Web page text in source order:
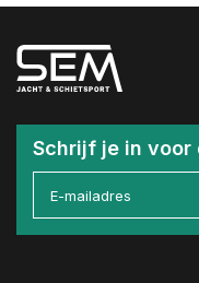
Schrijf je in